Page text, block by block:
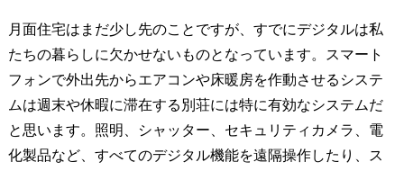
月面住宅はまだ少し先のことですが、すでにデジタルは私
たちの暮らしに欠かせないものとなっています。スマート
フォンで外出先からエアコンや床暖房を作動させるシステ
ムは週末や休暇に滞在する別荘には特に有効なシステムだ
と思います。照明、シャッター、セキュリティカメラ、電
化製品など、すべてのデジタル機能を遠隔操作したり、ス